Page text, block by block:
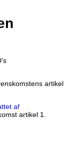
artikel
af
artikel 1.